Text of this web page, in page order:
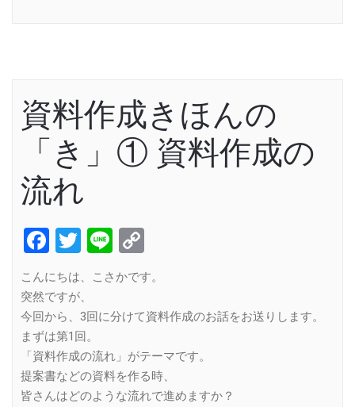
資料作成きほんの
「き」① 資料作成の
流れ
Facebook
Twitter
Line
Link
こんにちは、こさかです。
突然ですが、
今回から、3回に分けて資料作成のお話をお送りします。
まずは第1回。
「資料作成の流れ」がテーマです。
提案書などの資料を作る時、
皆さんはどのような流れで進めますか？